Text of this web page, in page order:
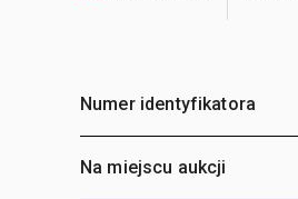
Numer identyfikatora
Na miejscu aukcji